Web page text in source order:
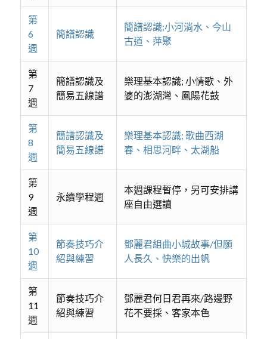
第
6
週
簡譜認識
簡譜認識;小河淌水、今山
古道、萍聚
第
7
週
簡譜認識及
簡易五線譜
樂理基本認識; 小情歌、外
婆的澎湖灣、鳳陽花鼓
第
8
週
簡譜認識及
簡易五線譜
樂理基本認識; 歌曲西湖
春、相思河畔、太湖船
第
9
週
永續學程週
本週課程暫停，另可安排講
座自由選讀
第
10
週
節奏技巧介
紹與練習
鄧麗君組曲小城故事/但願
人長久、快樂的出帆
第
11
週
節奏技巧介
紹與練習
鄧麗君何日君再來/路邊野
花不要採、客家本色